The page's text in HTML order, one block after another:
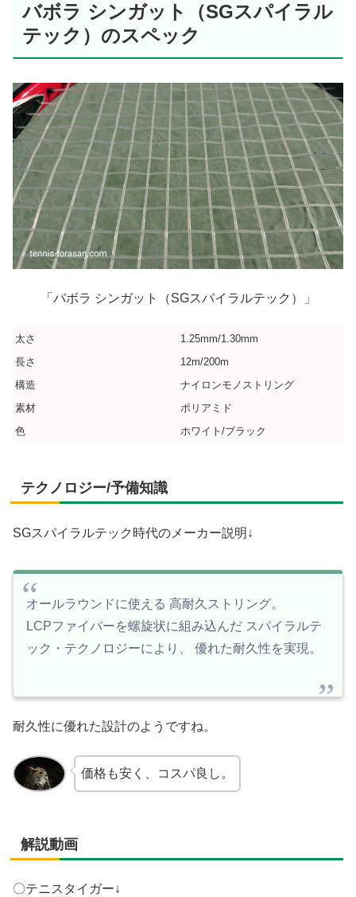
バボラ シンガット（SGスパイラル
テック）のスペック
「バボラ シンガット（SGスパイラルテック）」
太さ
1.25mm/1.30mm
長さ
12m/200m
構造
ナイロンモノストリング
素材
ポリアミド
色
ホワイト/ブラック
テクノロジー/予備知識
SGスパイラルテック時代のメーカー説明↓
オールラウンドに使える 高耐久ストリング。
LCPファイバーを螺旋状に組み込んだ スパイラルテ
ック・テクノロジーにより、 優れた耐久性を実現。
耐久性に優れた設計のようですね。
価格も安く、コスパ良し。
解説動画
〇テニスタイガー↓